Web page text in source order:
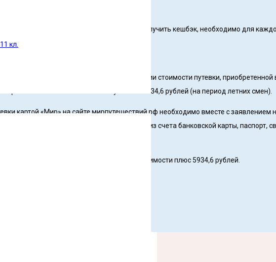
кл.
на любое количество смен. Чтобы получить кешбэк, необходимо для
будет с каждой купленной путевки.
сохраняются льготы по компенсации стоимости путевки, приобретенной
Правительством РБ стоимости путёвки – 5934,6 рублей (на период летних смен).
картой «Мир» на сайте мирпутешествий.рф необходимо вместе с
по месту учебы ребенка (выписка из счета банковской карты, паспорт,
бюджета.
кешбэк», получит 50% от уплаченной стоимости плюс 5934,6 рублей.